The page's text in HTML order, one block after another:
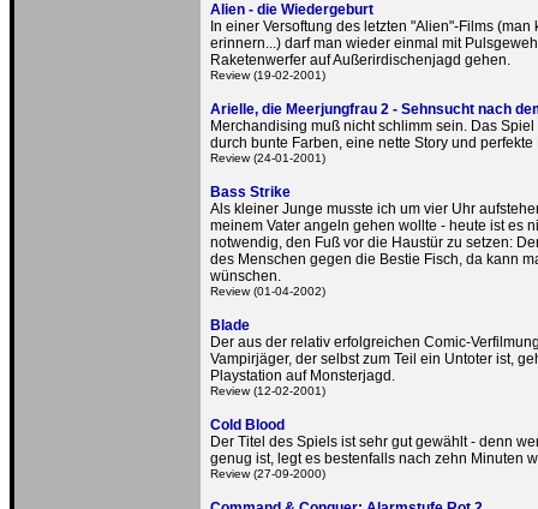
Alien - die Wiedergeburt
In einer Versoftung des letzten "Alien"-Films
erinnern...) darf man wieder einmal mit
Raketenwerfer auf Außerirdischenjagd gehen.
Review (19-02-2001)
Arielle, die Meerjungfrau 2 - Sehnsucht nach
Merchandising muß nicht schlimm sein. Das
durch bunte Farben, eine nette Story und
Review (24-01-2001)
Bass Strike
Als kleiner Junge musste ich um vier Uhr
meinem Vater angeln gehen wollte - heute ist es
notwendig, den Fuß vor die Haustür zu setzen:
des Menschen gegen die Bestie Fisch, da kann
wünschen.
Review (01-04-2002)
Blade
Der aus der relativ erfolgreichen Comic-
Vampirjäger, der selbst zum Teil ein Untoter ist,
Playstation auf Monsterjagd.
Review (12-02-2001)
Cold Blood
Der Titel des Spiels ist sehr gut gewählt - denn
genug ist, legt es bestenfalls nach zehn Minuten
Review (27-09-2000)